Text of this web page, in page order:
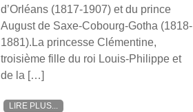
d’Orléans (1817-1907) et du prince
August de Saxe-Cobourg-Gotha (1818-
1881).La princesse Clémentine,
troisième fille du roi Louis-Philippe et
de la […]
LIRE PLUS...